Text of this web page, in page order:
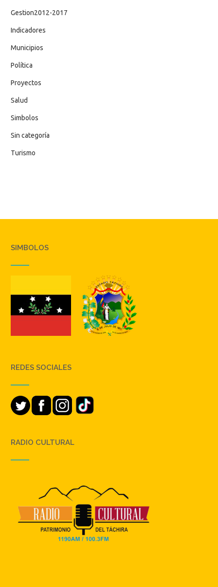
Gestion2012-2017
Indicadores
Municipios
Política
Proyectos
Salud
Simbolos
Sin categoría
Turismo
SIMBOLOS
REDES SOCIALES
RADIO CULTURAL